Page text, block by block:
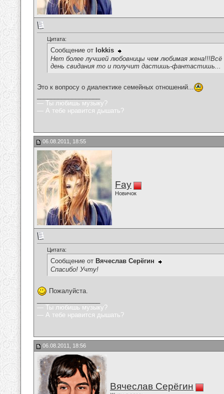
Цитата:
Сообщение от lokkis
Нет более лучшей любовницы чем любимая
день свидания то и получит дастишь-фантастишь...
Это к вопросу о диалектике семейных отношений...
— Ты любишь музыку?
— А тебе нравится дышать?
06.08.2011, 18:55
Fay
Новичок
Цитата:
Сообщение от Вячеслав Серёгин
Спасибо! Учту!
Пожалуйста.
— Ты любишь музыку?
— А тебе нравится дышать?
06.08.2011, 18:56
Вячеслав Серёгин